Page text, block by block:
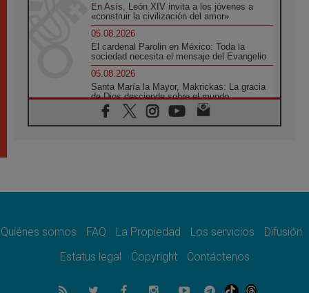
En Asís, León XIV invita a los jóvenes a
«construir la civilización del amor»
05.08.2026
El cardenal Parolin en México: Toda la
sociedad necesita el mensaje del Evangelio
05.08.2026
Santa María la Mayor, Makrickas: La gracia
de Dios desciende sobre el mundo
05.08.2026
Cristianos y confucianos: Respeto y
dolor, una Iglesia que no se rinde"
La Fuerza del "Círculo de Héroes" con el
Papa en la Audiencia General
05.08.2026
Quiénes somos FAQ La Propiedad Los servicios
Difusión
Estatus legal
Copyright Contáctenos